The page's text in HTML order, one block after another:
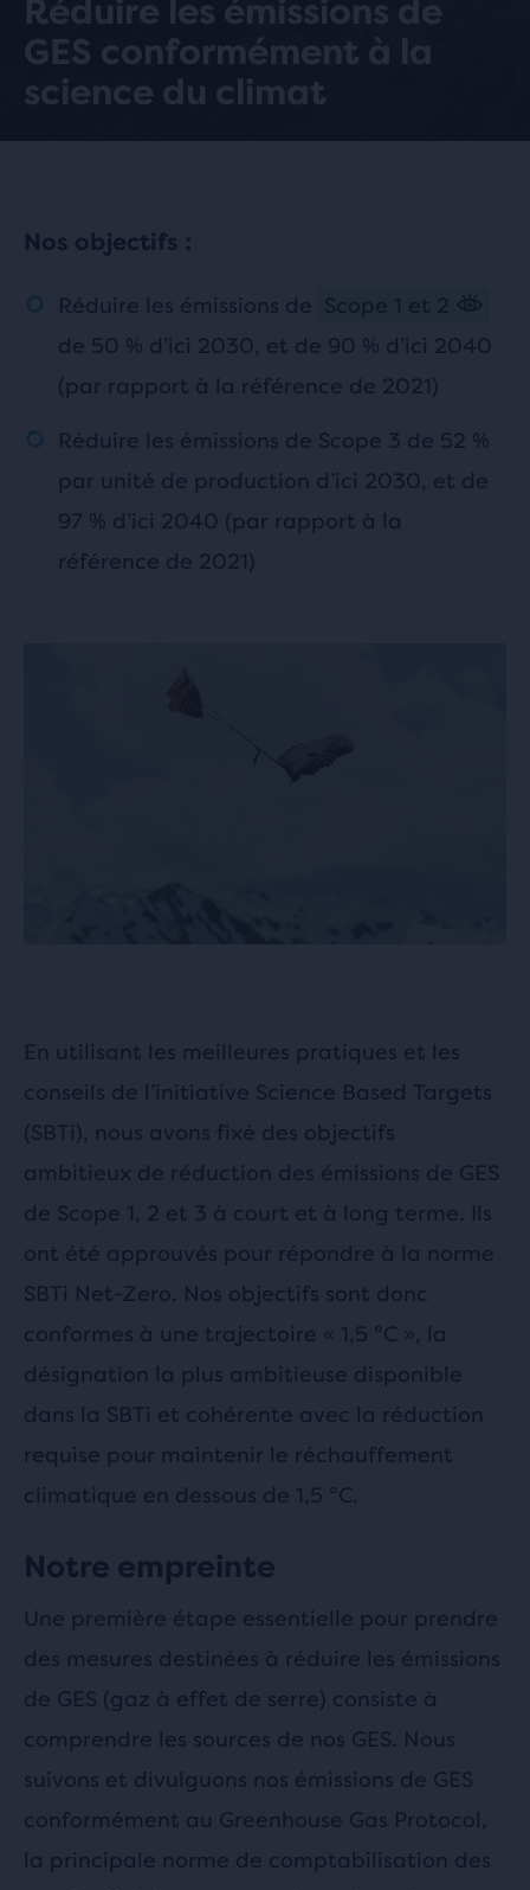
Réduire les émissions de
GES conformément à la
science du climat
Nos objectifs :
Réduire les émissions de
de 50 % d’ici 2030, et de 90 % d’ici 2040
(par rapport à la référence de 2021)
Réduire les émissions de Scope 3 de 52 %
par unité de production d’ici 2030, et de
97 % d’ici 2040 (par rapport à la
référence de 2021)
En utilisant les meilleures pratiques et les
conseils de l’initiative Science Based Targets
(SBTi), nous avons fixé des objectifs
ambitieux de réduction des émissions de GES
de Scope 1, 2 et 3 à court et à long terme. Ils
ont été approuvés pour répondre à la norme
SBTi Net-Zero. Nos objectifs sont donc
conformes à une trajectoire « 1,5 °C », la
désignation la plus ambitieuse disponible
dans la SBTi et cohérente avec la réduction
requise pour maintenir le réchauffement
climatique en dessous de 1,5 °C.
Notre empreinte
Une première étape essentielle pour prendre
des mesures destinées à réduire les émissions
de GES (gaz à effet de serre) consiste à
comprendre les sources de nos GES. Nous
suivons et divulguons nos émissions de GES
conformément au Greenhouse Gas Protocol,
la principale norme de comptabilisation des